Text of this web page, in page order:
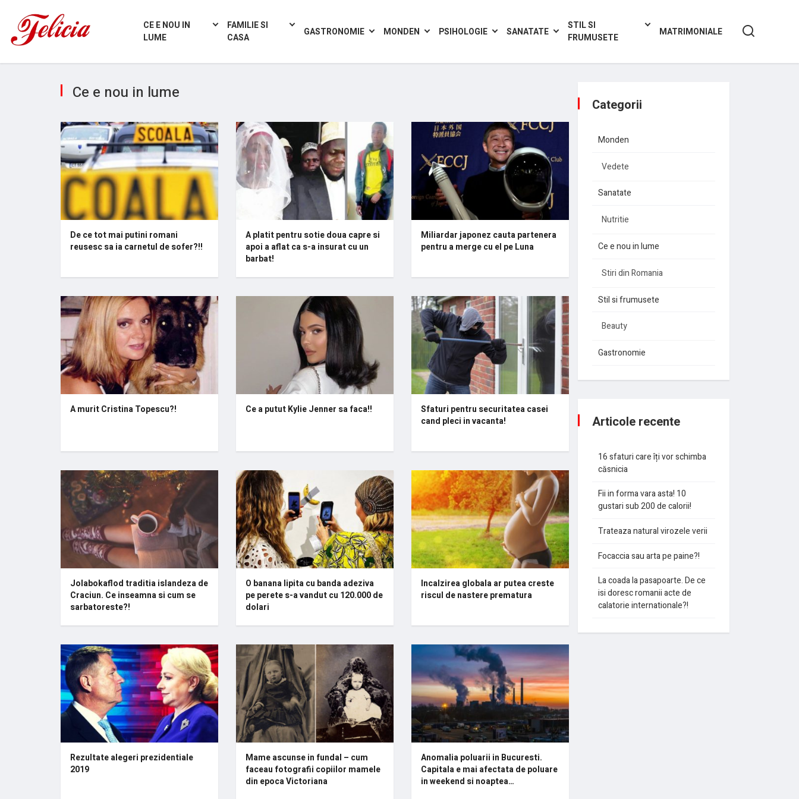
CE E NOU IN
LUME
FAMILIE SI
CASA
GASTRONOMIE MONDEN PSIHOLOGIE SANATATE
STIL SI
FRUMUSETE
MATRIMONIALE
Ce e nou in lume
De ce tot mai putini romani
reusesc sa ia carnetul de sofer?!!
A platit pentru sotie doua capre si
apoi a aflat ca s-a insurat cu un
barbat!
Miliardar japonez cauta partenera
pentru a merge cu el pe Luna
A murit Cristina Topescu?! Ce a putut Kylie Jenner sa faca!!
Sfaturi pentru securitatea casei
cand pleci in vacanta!
Jolabokaflod traditia islandeza de
Craciun. Ce inseamna si cum se
sarbatoreste?!
O banana lipita cu banda adeziva
pe perete s-a vandut cu 120.000 de
dolari
Incalzirea globala ar putea creste
riscul de nastere prematura
Rezultate alegeri prezidentiale
2019
Mame ascunse in fundal – cum
faceau fotografii copiilor mamele
din epoca Victoriana
Anomalia poluarii in Bucuresti.
Capitala e mai afectata de poluare
in weekend si noaptea…
Categorii
Monden
Vedete
Sanatate
Nutritie
Ce e nou in lume
Stiri din Romania
Stil si frumusete
Beauty
Gastronomie
Articole recente
16 sfaturi care îți vor schimba
căsnicia
Fii in forma vara asta! 10
gustari sub 200 de calorii!
Trateaza natural virozele verii
Focaccia sau arta pe paine?!
La coada la pasapoarte. De ce
isi doresc romanii acte de
calatorie internationale?!